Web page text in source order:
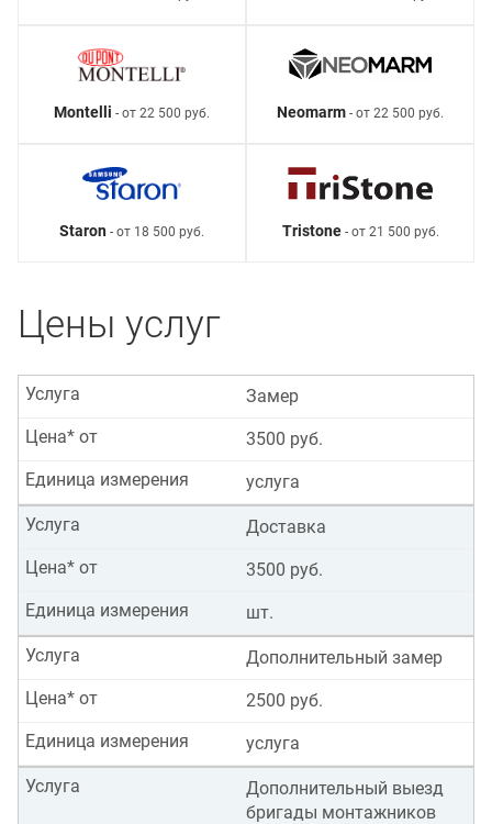
Montelli - от 22 500 руб. Neomarm - от 22 500 руб.
Staron - от 18 500 руб. Tristone- от 21 500 руб.
Цены услуг
Замер
Услуга
3500 руб.
Цена* от
услуга
Единица измерения
Доставка
Услуга
3500 руб.
Цена* от
шт.
Единица измерения
Дополнительный замер
Услуга
2500 руб.
Цена* от
услуга
Единица измерения
Дополнительный выезд
бригады монтажников
Услуга